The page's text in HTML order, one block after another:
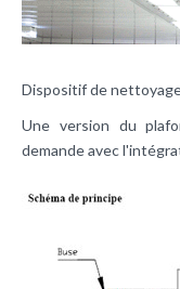
Dispositif de
Une version du
demande avec